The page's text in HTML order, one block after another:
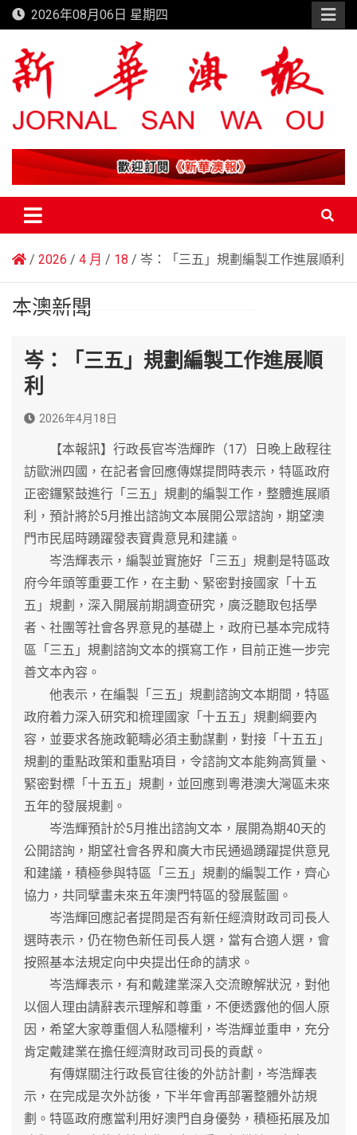
Skip
to
content
2026年08月06日 星期四
新華澳報
2026 4 月 18 岑：「三五」規劃編製工作進展順利
本澳新聞
岑：「三五」規劃編製工作進展順
利
2026年4月18日
【本報訊】行政長官岑浩輝昨（17）日晚上啟程往
訪歐洲四國，在記者會回應傳媒提問時表示，特區政府
正密鑼緊鼓進行「三五」規劃的編製工作，整體進展順
利，預計將於5月推出諮詢文本展開公眾諮詢，期望澳
門市民屆時踴躍發表寶貴意見和建議。
岑浩輝表示，編製並實施好「三五」規劃是特區政
府今年頭等重要工作，在主動、緊密對接國家「十五
五」規劃，深入開展前期調查研究，廣泛聽取包括學
者、社團等社會各界意見的基礎上，政府已基本完成特
區「三五」規劃諮詢文本的撰寫工作，目前正進一步完
善文本內容。
他表示，在編製「三五」規劃諮詢文本期間，特區
政府着力深入研究和梳理國家「十五五」規劃綱要內
容，並要求各施政範疇必須主動謀劃，對接「十五五」
規劃的重點政策和重點項目，令諮詢文本能夠高質量、
緊密對標「十五五」規劃，並回應到粵港澳大灣區未來
五年的發展規劃。
岑浩輝預計於5月推出諮詢文本，展開為期40天的
公開諮詢，期望社會各界和廣大市民通過踴躍提供意見
和建議，積極參與特區「三五」規劃的編製工作，齊心
協力，共同擘畫未來五年澳門特區的發展藍圖。
岑浩輝回應記者提問是否有新任經濟財政司司長人
選時表示，仍在物色新任司長人選，當有合適人選，會
按照基本法規定向中央提出任命的請求。
岑浩輝表示，有和戴建業深入交流瞭解狀況，對他
以個人理由請辭表示理解和尊重，不便透露他的個人原
因，希望大家尊重個人私隱權利，岑浩輝並重申，充分
肯定戴建業在擔任經濟財政司司長的貢獻。
有傳媒關注行政長官往後的外訪計劃，岑浩輝表
示，在完成是次外訪後，下半年會再部署整體外訪規
劃。特區政府應當利用好澳門自身優勢，積極拓展及加